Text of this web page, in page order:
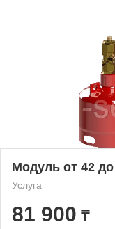
Модуль от 42
Услуга
81 900 ₸